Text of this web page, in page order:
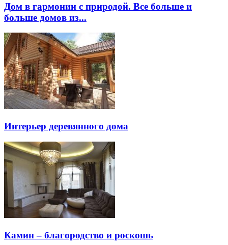
Дом в гармонии с природой. Все больше и
больше домов из...
Интерьер деревянного дома
Камин – благородство и роскошь